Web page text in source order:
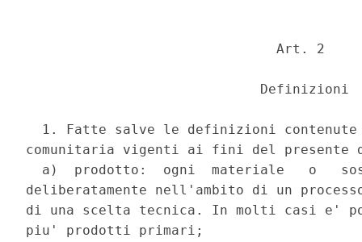
                               Art. 2
                             Definizioni
1. Fatte salve le definizioni
comunitaria vigenti ai fini del presente
a)  prodotto:  ogni  materiale   o
deliberatamente nell'ambito di un
di una scelta tecnica. In molti casi e'
piu' prodotti primari;